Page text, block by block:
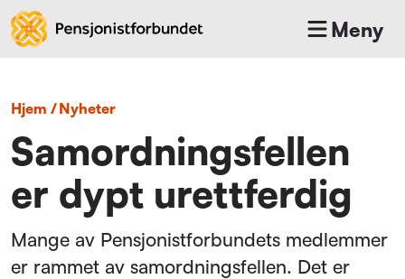
Meny
Hjem / nyheter
Samordningsfellen
er dypt urettferdig
Mange av Pensjonistforbundets medlemmer
er rammet av samordningsfellen. Det er